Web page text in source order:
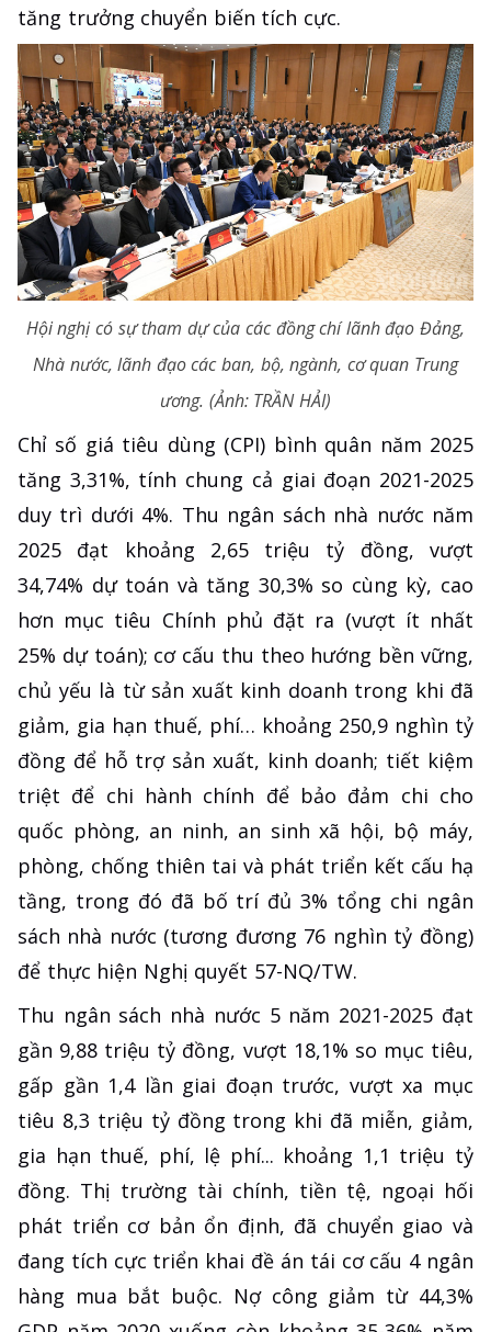
tăng trưởng chuyển biến tích cực.
Hội nghị có sự tham dự của các đồng chí lãnh đạo Đảng,
Nhà nước, lãnh đạo các ban, bộ, ngành, cơ quan Trung
ương. (Ảnh: TRẦN HẢI)
Chỉ số giá tiêu dùng (CPI) bình quân năm 2025
tăng 3,31%, tính chung cả giai đoạn 2021-2025
duy trì dưới 4%. Thu ngân sách nhà nước năm
2025 đạt khoảng 2,65 triệu tỷ đồng, vượt
34,74% dự toán và tăng 30,3% so cùng kỳ, cao
hơn mục tiêu Chính phủ đặt ra (vượt ít nhất
25% dự toán); cơ cấu thu theo hướng bền vững,
chủ yếu là từ sản xuất kinh doanh trong khi đã
giảm, gia hạn thuế, phí… khoảng 250,9 nghìn tỷ
đồng để hỗ trợ sản xuất, kinh doanh; tiết kiệm
triệt để chi hành chính để bảo đảm chi cho
quốc phòng, an ninh, an sinh xã hội, bộ máy,
phòng, chống thiên tai và phát triển kết cấu hạ
tầng, trong đó đã bố trí đủ 3% tổng chi ngân
sách nhà nước (tương đương 76 nghìn tỷ đồng)
để thực hiện Nghị quyết 57-NQ/TW.
Thu ngân sách nhà nước 5 năm 2021-2025 đạt
gần 9,88 triệu tỷ đồng, vượt 18,1% so mục tiêu,
gấp gần 1,4 lần giai đoạn trước, vượt xa mục
tiêu 8,3 triệu tỷ đồng trong khi đã miễn, giảm,
gia hạn thuế, phí, lệ phí... khoảng 1,1 triệu tỷ
đồng. Thị trường tài chính, tiền tệ, ngoại hối
phát triển cơ bản ổn định, đã chuyển giao và
đang tích cực triển khai đề án tái cơ cấu 4 ngân
hàng mua bắt buộc. Nợ công giảm từ 44,3%